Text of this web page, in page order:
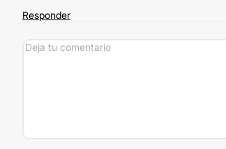
Responder